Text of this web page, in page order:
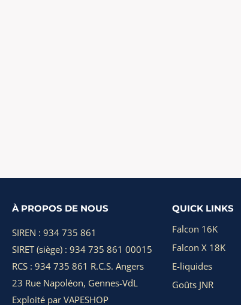
À PROPOS DE NOUS
SIREN : 934 735 861
SIRET (siège) : 934 735 861 00015
RCS : 934 735 861 R.C.S. Angers
23 Rue Napoléon, Gennes-VdL
Exploité par VAPESHOP
QUICK LINKS
Falcon 16K
Falcon X 18K
E-liquides
Goûts JNR